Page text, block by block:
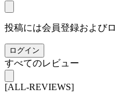
投稿には会員登録および
ログイン
すべてのレビュー
[ALL-REVIEWS]